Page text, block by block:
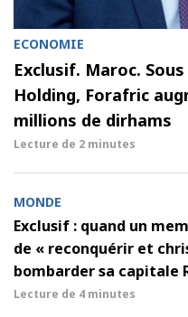
ECONOMIE
Exclusif. Maroc.
Holding, Forafric
millions de dirhams
Lecture de 2 minutes
MONDE
Exclusif : quand un
de « reconquérir et
bombarder sa capitale
Lecture de 4 minutes